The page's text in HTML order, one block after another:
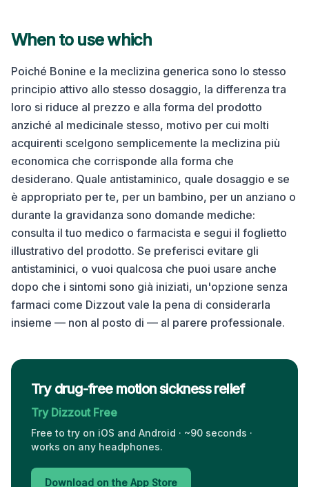
When to use which
Poiché Bonine e la meclizina generica sono lo stesso
principio attivo allo stesso dosaggio, la differenza tra
loro si riduce al prezzo e alla forma del prodotto
anziché al medicinale stesso, motivo per cui molti
acquirenti scelgono semplicemente la meclizina più
economica che corrisponde alla forma che
desiderano. Quale antistaminico, quale dosaggio e se
è appropriato per te, per un bambino, per un anziano o
durante la gravidanza sono domande mediche:
consulta il tuo medico o farmacista e segui il foglietto
illustrativo del prodotto. Se preferisci evitare gli
antistaminici, o vuoi qualcosa che puoi usare anche
dopo che i sintomi sono già iniziati, un'opzione senza
farmaci come Dizzout vale la pena di considerarla
insieme — non al posto di — al parere professionale.
Try drug-free motion sickness relief
Try Dizzout Free
Free to try on iOS and Android · ~90 seconds ·
works on any headphones.
Download on the App Store